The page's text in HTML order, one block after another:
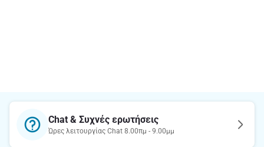
Chat & Συχνές ερωτήσεις
Ώρες λειτουργίας Chat 8.00πμ - 9.00μμ